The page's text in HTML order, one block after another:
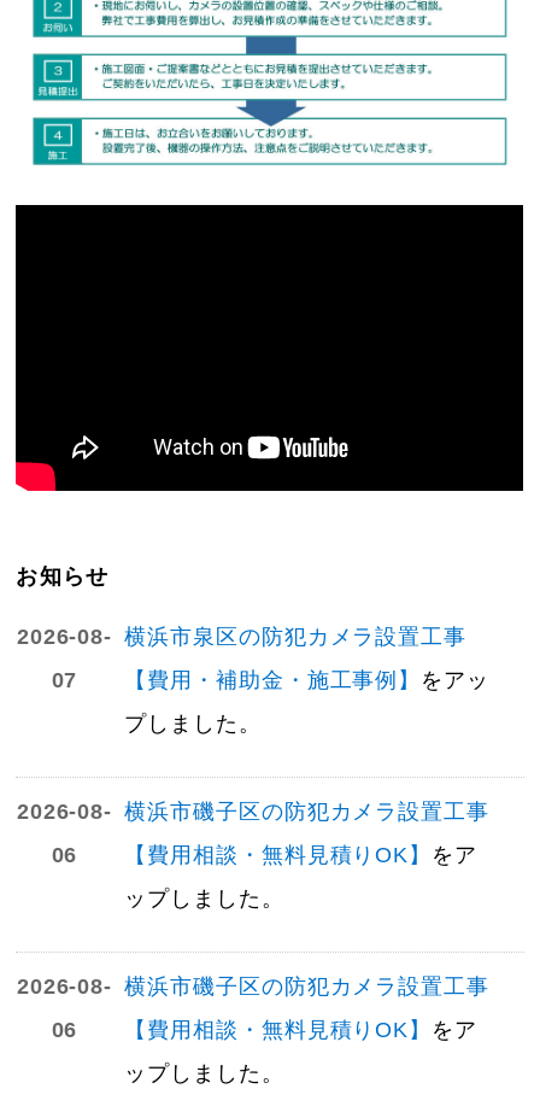
お知らせ
2026-08-
07
横浜市泉区の防犯カメラ設置工事
【費用・補助金・施工事例】 をアッ
プしました。
2026-08-
06
横浜市磯子区の防犯カメラ設置工事
【費用相談・無料見積りOK】 をア
ップしました。
2026-08-
06
横浜市磯子区の防犯カメラ設置工事
【費用相談・無料見積りOK】 をア
ップしました。